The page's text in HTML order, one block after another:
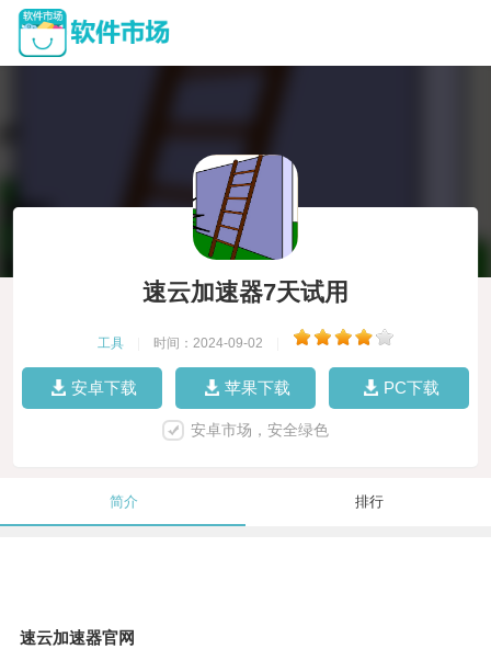
速云加速器7天试用
工具 时间：2024-09-02
安卓下载 苹果下载 PC下载
安卓市场，安全绿色
简介 排行
速云加速器官网